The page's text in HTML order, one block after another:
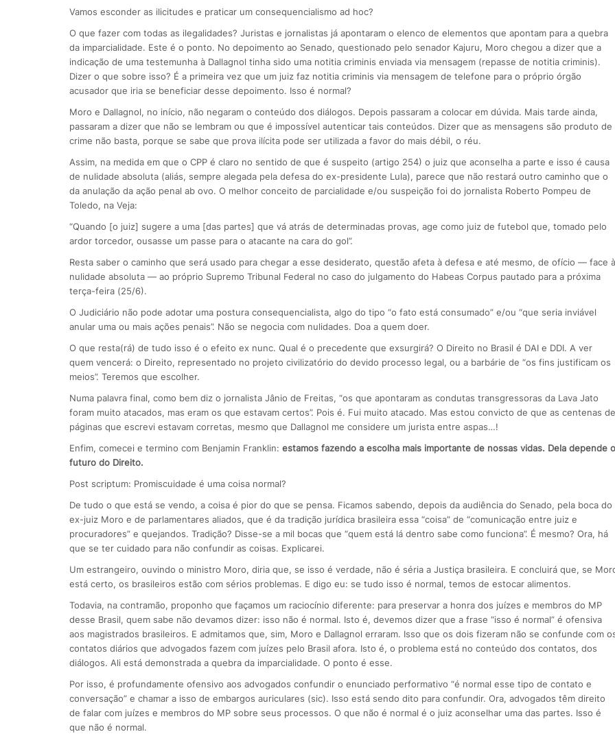
Vamos esconder as ilicitudes e praticar um consequencialismo ad hoc?
O que fazer com todas as ilegalidades? Juristas e jornalistas já apontaram o elenco de elementos que apontam para a quebra
da imparcialidade. Este é o ponto. No depoimento ao Senado, questionado pelo senador Kajuru, Moro chegou a dizer que a
indicação de uma testemunha à Dallagnol tinha sido uma notitia criminis enviada via mensagem (repasse de notitia criminis).
Dizer o que sobre isso? É a primeira vez que um juiz faz notitia criminis via mensagem de telefone para o próprio órgão
acusador que iria se beneficiar desse depoimento. Isso é normal?
Moro e Dallagnol, no início, não negaram o conteúdo dos diálogos. Depois passaram a colocar em dúvida. Mais tarde ainda,
passaram a dizer que não se lembram ou que é impossível autenticar tais conteúdos. Dizer que as mensagens são produto de
crime não basta, porque se sabe que prova ilícita pode ser utilizada a favor do mais débil, o réu.
Assim, na medida em que o CPP é claro no sentido de que é suspeito (artigo 254) o juiz que aconselha a parte e isso é causa
de nulidade absoluta (aliás, sempre alegada pela defesa do ex-presidente Lula), parece que não restará outro caminho que o
da anulação da ação penal ab ovo. O melhor conceito de parcialidade e/ou suspeição foi do jornalista Roberto Pompeu de
Toledo, na Veja:
“Quando [o juiz] sugere a uma [das partes] que vá atrás de determinadas provas, age como juiz de futebol que, tomado pelo
ardor torcedor, ousasse um passe para o atacante na cara do gol”.
Resta saber o caminho que será usado para chegar a esse desiderato, questão afeta à defesa e até mesmo, de ofício — face à
nulidade absoluta — ao próprio Supremo Tribunal Federal no caso do julgamento do Habeas Corpus pautado para a próxima
terça-feira (25/6).
O Judiciário não pode adotar uma postura consequencialista, algo do tipo “o fato está consumado” e/ou “que seria inviável
anular uma ou mais ações penais”. Não se negocia com nulidades. Doa a quem doer.
O que resta(rá) de tudo isso é o efeito ex nunc. Qual é o precedente que exsurgirá? O Direito no Brasil é DAI e DDI. A ver
quem vencerá: o Direito, representado no projeto civilizatório do devido processo legal, ou a barbárie de “os fins justificam os
meios”. Teremos que escolher.
Numa palavra final, como bem diz o jornalista Jânio de Freitas, “os que apontaram as condutas transgressoras da Lava Jato
foram muito atacados, mas eram os que estavam certos”. Pois é. Fui muito atacado. Mas estou convicto de que as centenas de
páginas que escrevi estavam corretas, mesmo que Dallagnol me considere um jurista entre aspas…!
Enfim, comecei e termino com Benjamin Franklin: estamos fazendo a escolha mais importante de nossas vidas. Dela depende o
futuro do Direito.
Post scriptum: Promiscuidade é uma coisa normal?
De tudo o que está se vendo, a coisa é pior do que se pensa. Ficamos sabendo, depois da audiência do Senado, pela boca do
ex-juiz Moro e de parlamentares aliados, que é da tradição jurídica brasileira essa “coisa” de “comunicação entre juiz e
procuradores” e quejandos. Tradição? Disse-se a mil bocas que “quem está lá dentro sabe como funciona”. É mesmo? Ora, há
que se ter cuidado para não confundir as coisas. Explicarei.
Um estrangeiro, ouvindo o ministro Moro, diria que, se isso é verdade, não é séria a Justiça brasileira. E concluirá que, se
está certo, os brasileiros estão com sérios problemas. E digo eu: se tudo isso é normal, temos de estocar alimentos.
Todavia, na contramão, proponho que façamos um raciocínio diferente: para preservar a honra dos juízes e membros do MP
desse Brasil, quem sabe não devamos dizer: isso não é normal. Isto é, devemos dizer que a frase “isso é normal” é ofensiva
aos magistrados brasileiros. E admitamos que, sim, Moro e Dallagnol erraram. Isso que os dois fizeram não se confunde com
contatos diários que advogados fazem com juízes pelo Brasil afora. Isto é, o problema está no conteúdo dos contatos, dos
diálogos. Ali está demonstrada a quebra da imparcialidade. O ponto é esse.
Por isso, é profundamente ofensivo aos advogados confundir o enunciado performativo “é normal esse tipo de contato e
conversação” e chamar a isso de embargos auriculares (sic). Isso está sendo dito para confundir. Ora, advogados têm direito
de falar com juízes e membros do MP sobre seus processos. O que não é normal é o juiz aconselhar uma das partes. Isso é
que não é normal.